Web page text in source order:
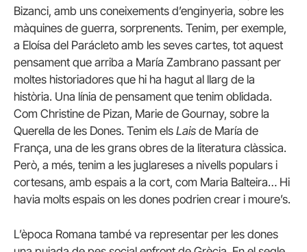
Bizanci, amb uns coneixements d’enginyeria, sobre les
màquines de guerra, sorprenents. Tenim, per exemple,
a Eloísa del Parácleto amb les seves cartes, tot aquest
pensament que arriba a María Zambrano passant per
moltes historiadores que hi ha hagut al llarg de la
història. Una línia de pensament que tenim oblidada.
Com Christine de Pizan, Marie de Gournay, sobre la
Querella de les Dones. Tenim els Lais de María de
França, una de les grans obres de la literatura clàssica.
Però, a més, tenim a les juglareses a nivells populars i
cortesans, amb espais a la cort, com Maria Balteira… Hi
havia molts espais on les dones podrien crear i moure’s.
L’època Romana també va representar per les dones